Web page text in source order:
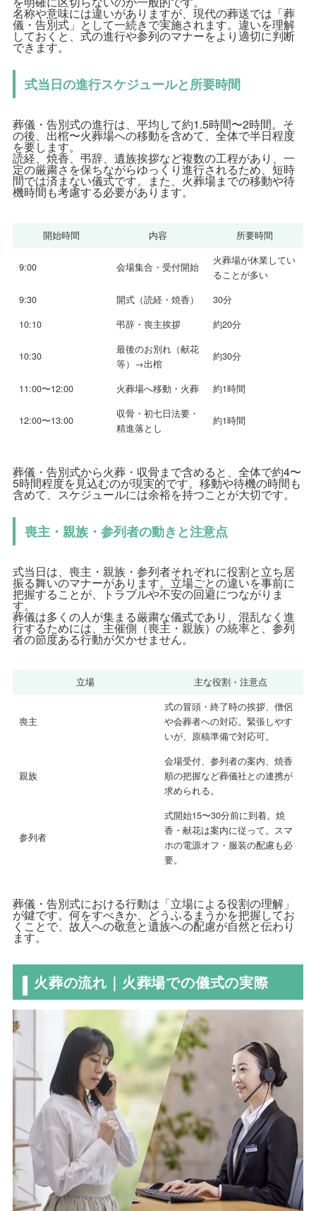
名称や意味には違いがありますが、現代の葬送では「葬
儀・告別式」として一続きで実施されます。違いを理解
しておくと、式の進行や参列のマナーをより適切に判断
できます。
式当日の進行スケジュールと所要時間
葬儀・告別式の進行は、平均して約1.5時間〜2時間。そ
の後、出棺〜火葬場への移動を含めて、全体で半日程度
を要します。
読経、焼香、弔辞、遺族挨拶など複数の工程があり、一
定の厳粛さを保ちながらゆっくり進行されるため、短時
間では済まない儀式です。また、火葬場までの移動や待
機時間も考慮する必要があります。
開始時間 内容 所要時間
9:00 会場集合・受付開始
火葬場が休業してい
ることが多い
9:30
開式（読経・焼香）
30分
10:10
弔辞・喪主挨拶 約20分
10:30
最後のお別れ（献花
等）→出棺
約30分
11:00〜12:00 火葬場へ移動・火葬 約1時間
12:00〜13:00
収骨・初七日法要・
精進落とし
約1時間
葬儀・告別式から火葬・収骨まで含めると、全体で約4〜
5時間程度を見込むのが現実的です。移動や待機の時間も
含めて、スケジュールには余裕を持つことが大切です。
喪主・親族・参列者の動きと注意点
式当日は、喪主・親族・参列者それぞれに役割と立ち居
振る舞いのマナーがあります。立場ごとの違いを事前に
把握することが、トラブルや不安の回避につながりま
す。
葬儀は多くの人が集まる厳粛な儀式であり、混乱なく進
行するためには、主催側（喪主・親族）の統率と、参列
者の節度ある行動が欠かせません。
立場 主な役割・注意点
喪主
式の冒頭・終了時の挨拶、僧侶
や会葬者への対応。緊張しやす
いが、原稿準備で対応可。
親族
会場受付、参列者の案内、焼香
順の把握など葬儀社との連携が
求められる。
参列者
式開始15〜30分前に到着。焼
香・献花は案内に従って。スマ
ホの電源オフ・服装の配慮も必
要。
葬儀・告別式における行動は「立場による役割の理解」
が鍵です。何をすべきか、どうふるまうかを把握してお
くことで、故人への敬意と遺族への配慮が自然と伝わり
ます。
火葬の流れ｜火葬場での儀式の実際